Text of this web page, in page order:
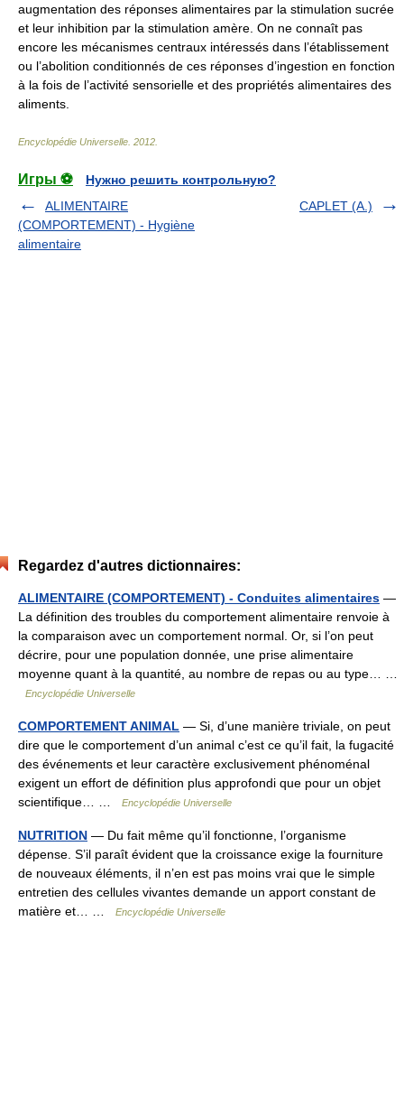
augmentation des réponses alimentaires par la stimulation sucrée
et leur inhibition par la stimulation amère. On ne connaît pas
encore les mécanismes centraux intéressés dans l’établissement
ou l’abolition conditionnés de ces réponses d’ingestion en fonction
à la fois de l’activité sensorielle et des propriétés alimentaires des
aliments.
Encyclopédie Universelle 2012
Игры ⚽
Нужно решить контрольную?
ALIMENTAIRE
(COMPORTEMENT) - Hygiène
alimentaire
CAPLET (A.)
Regardez d'autres dictionnaires:
ALIMENTAIRE (COMPORTEMENT) - Conduites alimentaires —
La définition des troubles du comportement alimentaire renvoie à
la comparaison avec un comportement normal. Or, si l’on peut
décrire, pour une population donnée, une prise alimentaire
moyenne quant à la quantité, au nombre de repas ou au type… …
Encyclopédie Universelle
COMPORTEMENT ANIMAL — Si, d’une manière triviale, on peut
dire que le comportement d’un animal c’est ce qu’il fait, la fugacité
des événements et leur caractère exclusivement phénoménal
exigent un effort de définition plus approfondi que pour un objet
scientifique… …
Encyclopédie Universelle
NUTRITION — Du fait même qu’il fonctionne, l’organisme
dépense. S’il paraît évident que la croissance exige la fourniture
de nouveaux éléments, il n’en est pas moins vrai que le simple
entretien des cellules vivantes demande un apport constant de
matière et… …
Encyclopédie Universelle